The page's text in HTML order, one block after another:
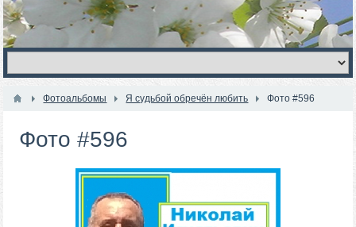
Фотоальбомы Я судьбой обречён любить Фото #596
Фото #596